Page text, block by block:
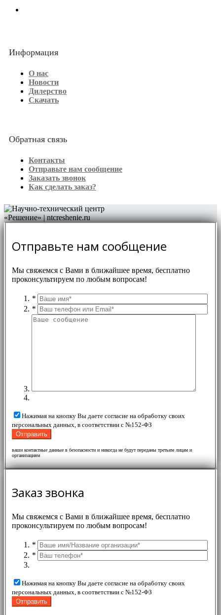
Информация
О нас
Новости
Дилерство
Скачать
Обратная связь
Контакты
Отправьте нам сообщение
Заказать звонок
Как сделать заказ?
Отправьте нам сообщение
Мы свяжемся с Вами в ближайшее время, бесплатно
проконсультируем по любым вопросам!
*
*
Нажимая на кнопку Вы даете согласие на обработку своих
персональных данных, в соответствии с №152-ФЗ
ваши контактные данные в безопасности и никогда не будут переданы третьим лицам и
организациям
Заказ звонка
Мы свяжемся с Вами в ближайшее время, бесплатно
проконсультируем по любым вопросам!
*
*
Нажимая на кнопку Вы даете согласие на обработку своих
персональных данных, в соответствии с №152-ФЗ